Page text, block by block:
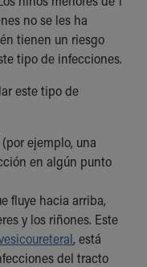
no se les ha
tienen un riesgo
tipo de infecciones.
este tipo de
ejemplo, una
en algún punto
fluye hacia arriba,
y los riñones. Este
, está
del tracto